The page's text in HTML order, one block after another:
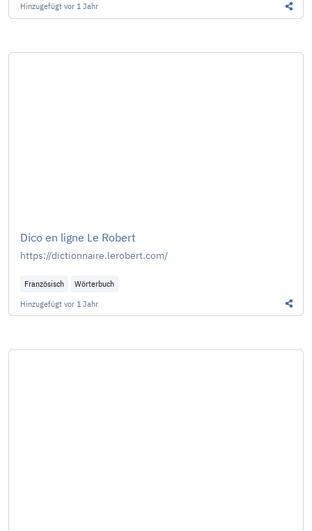
Hinzugefügt vor 1 Jahr
Dico en ligne Le Robert
https://dictionnaire.lerobert.com/
Französisch
Wörterbuch
Hinzugefügt vor 1 Jahr